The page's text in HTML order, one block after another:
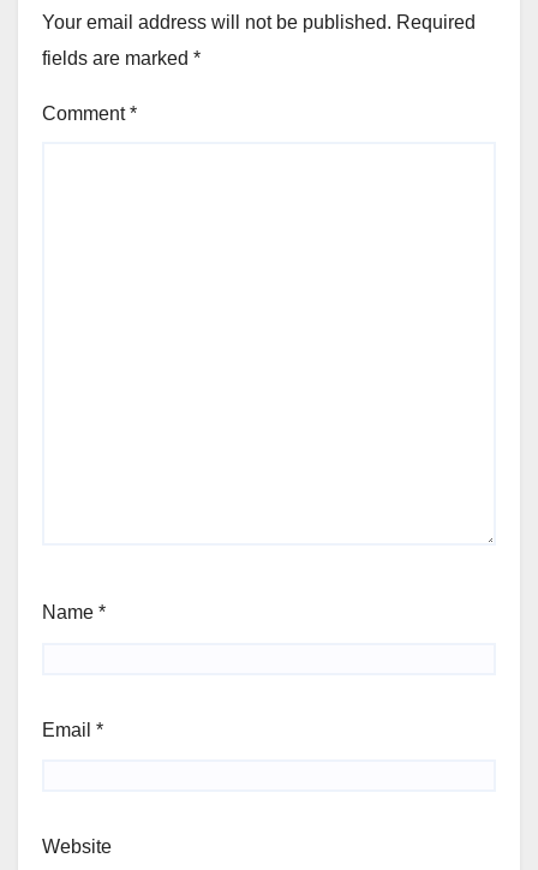
Your email address will not be published. Required
fields are marked *
Comment*
Name *
Email *
Website